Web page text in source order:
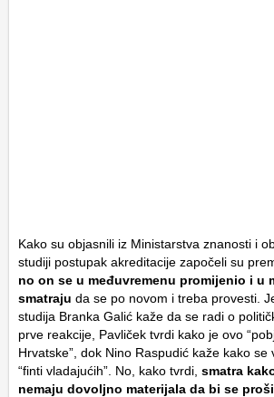
Kako su objasnili iz Ministarstva znanosti i
studiji postupak akreditacije započeli su
no on se u međuvremenu promijenio i u
smatraju da se po novom i treba provesti.
studija Branka Galić kaže da se radi o
prve reakcije, Pavliček tvrdi kako je ovo
Hrvatske”, dok Nino Raspudić kaže kako se
“finti vladajućih”. No, kako tvrdi, smatra
nemaju dovoljno materijala da bi se